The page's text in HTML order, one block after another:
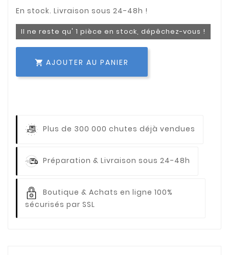
Il ne reste qu' 1 pièce en stock, dépêchez-vous !
 AJOUTER AU PANIER
Plus de 300 000 chutes déjà vendues
Préparation & Livraison sous 24-48h
Boutique & Achats en ligne 100%
sécurisés par SSL